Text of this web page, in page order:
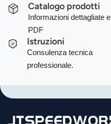
Catalogo prodotti
Informazioni dettagliate e
PDF
Istruzioni
Consulenza tecnica
professionale.